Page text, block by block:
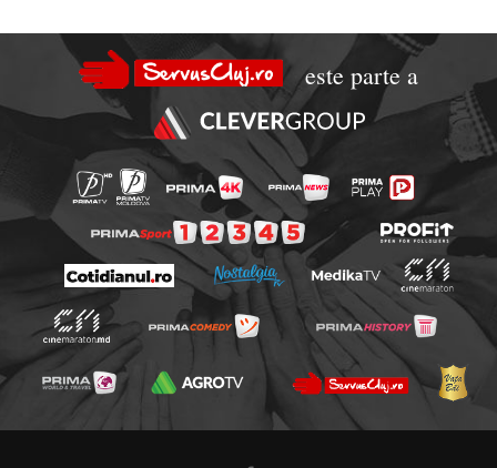
este parte a